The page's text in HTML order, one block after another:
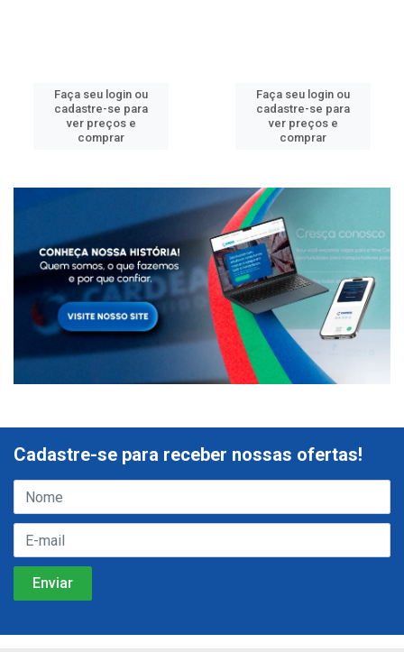
Faça seu login ou
cadastre-se para
ver preços e
comprar
Faça seu login ou
cadastre-se para
ver preços e
comprar
Cadastre-se para receber nossas ofertas!